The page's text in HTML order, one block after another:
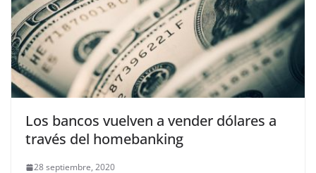
Los bancos vuelven a vender dólares a
través del homebanking
28 septiembre, 2020